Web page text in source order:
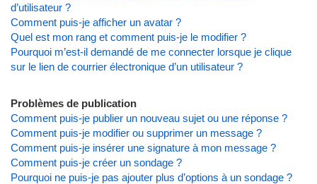
d’utilisateur ?
Comment puis-je afficher un avatar ?
Quel est mon rang et comment puis-je le modifier ?
Pourquoi m’est-il demandé de me connecter lorsque je clique
sur le lien de courrier électronique d’un utilisateur ?
Problèmes de publication
Comment puis-je publier un nouveau sujet ou une réponse ?
Comment puis-je modifier ou supprimer un message ?
Comment puis-je insérer une signature à mon message ?
Comment puis-je créer un sondage ?
Pourquoi ne puis-je pas ajouter plus d’options à un sondage ?